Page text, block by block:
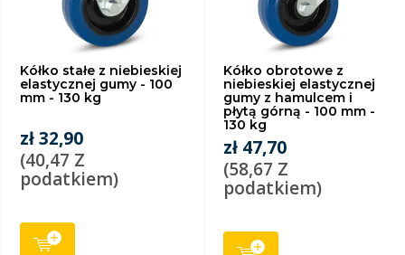
Kółko stałe z niebieskiej
elastycznej gumy - 100
mm - 130 kg
zł 32,90
(40,47 Z
podatkiem)
Kółko obrotowe z
niebieskiej elastycznej
gumy z hamulcem i
płytą górną - 100 mm -
130 kg
zł 47,70
(58,67 Z
podatkiem)